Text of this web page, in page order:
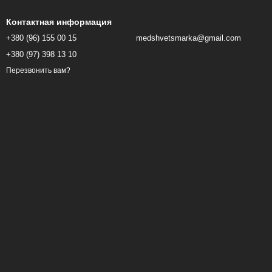
Контактная информация
+380 (96) 155 00 15
+380 (97) 398 13 10
Перезвонить вам?
medshvetsmarka@gmail.com